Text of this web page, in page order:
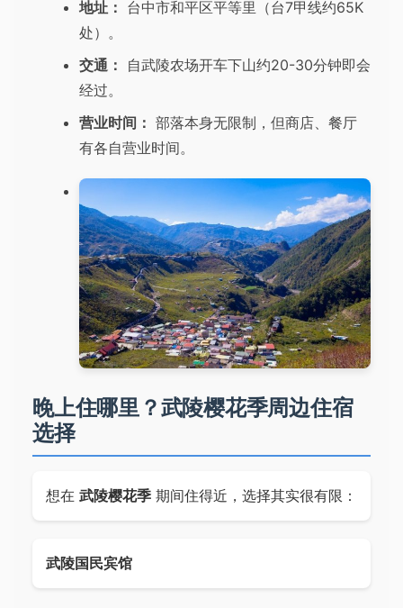
地址： 台中市和平区平等里（台7甲线约65K
处）。
交通：
自武陵农场开车下山约20-30分钟即会
经过。
营业时间： 部落本身无限制，但商店、餐厅
有各自营业时间。
晚上住哪里？武陵樱花季周边住宿
选择
想在 武陵樱花季 期间住得近，选择其实很有限：
武陵国民宾馆